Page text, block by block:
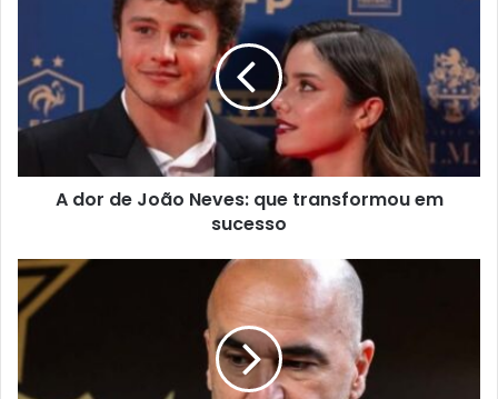
A dor de João Neves: que transformou em
sucesso